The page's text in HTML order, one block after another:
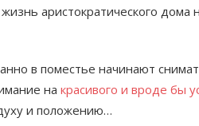
аристократического дома
в поместье начинают
на красивого и вроде бы
и положению…